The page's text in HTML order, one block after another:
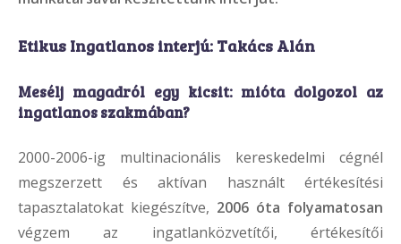
Etikus Ingatlanos interjú: Takács Alán
Mesélj magadról egy kicsit: mióta dolgozol az
ingatlanos szakmában?
2000-2006-ig multinacionális kereskedelmi cégnél
megszerzett és aktívan használt értékesítési
tapasztalatokat kiegészítve, 2006 óta folyamatosan
végzem az ingatlanközvetítői, értékesítői